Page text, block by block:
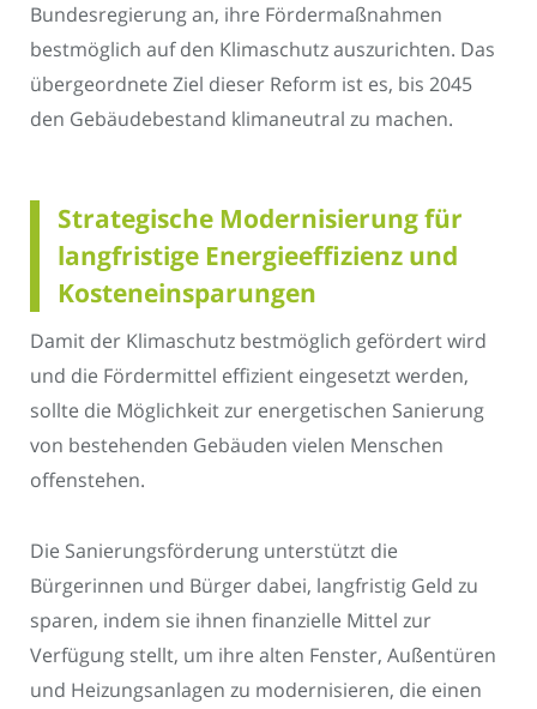
Bundesregierung an, ihre Fördermaßnahmen
bestmöglich auf den Klimaschutz auszurichten. Das
übergeordnete Ziel dieser Reform ist es, bis 2045
den Gebäudebestand klimaneutral zu machen.
Strategische Modernisierung für
langfristige Energieeffizienz und
Kosteneinsparungen
Damit der Klimaschutz bestmöglich gefördert wird
und die Fördermittel effizient eingesetzt werden,
sollte die Möglichkeit zur energetischen Sanierung
von bestehenden Gebäuden vielen Menschen
offenstehen.
Die Sanierungsförderung unterstützt die
Bürgerinnen und Bürger dabei, langfristig Geld zu
sparen, indem sie ihnen finanzielle Mittel zur
Verfügung stellt, um ihre alten Fenster, Außentüren
und Heizungsanlagen zu modernisieren, die einen